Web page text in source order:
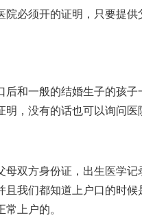
院必须开的证明，只要提供
后和一般的结婚生子的孩子
，没有的话也可以询问医
母双方身份证，出生医学记
且我们都知道上户口的时候
上户的。